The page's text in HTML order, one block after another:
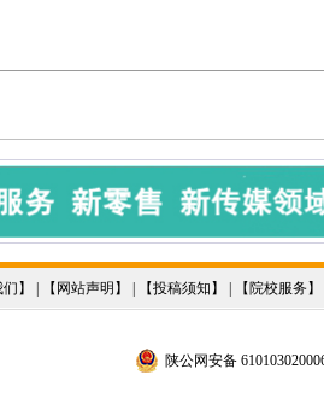
们 】 | 【 网站声明 】 | 【投稿须知 】 | 【 院校服务】
陕公网安备